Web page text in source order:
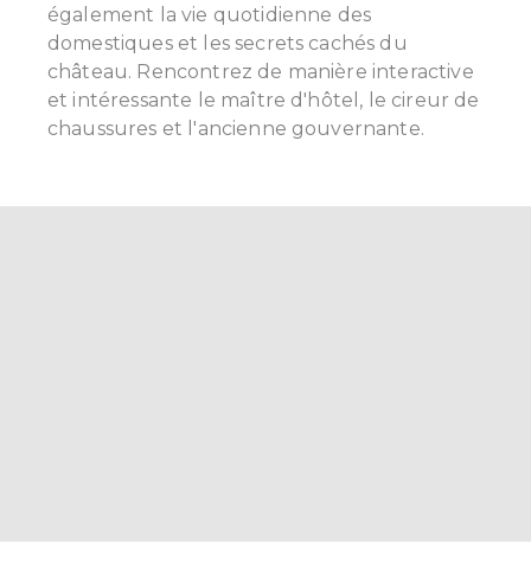
également la vie quotidienne des
domestiques et les secrets cachés du
château. Rencontrez de manière interactive
et intéressante le maître d'hôtel, le cireur de
chaussures et l'ancienne gouvernante.